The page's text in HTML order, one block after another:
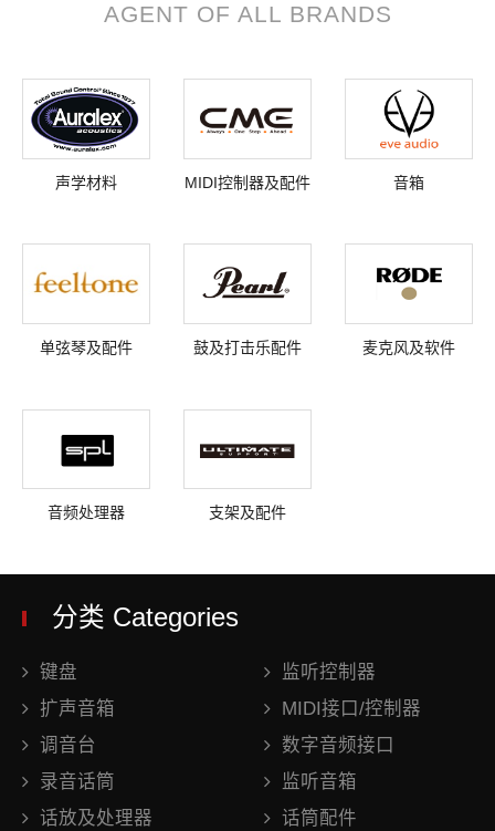
AGENT OF ALL BRANDS
声学材料 MIDI控制器及配件 音箱
单弦琴及配件 鼓及打击乐配件 麦克风及软件
音频处理器 支架及配件
分类 Categories
键盘
监听控制器
扩声音箱
MIDI接口/控制器
调音台
数字音频接口
录音话筒
监听音箱
话放及处理器
话筒配件